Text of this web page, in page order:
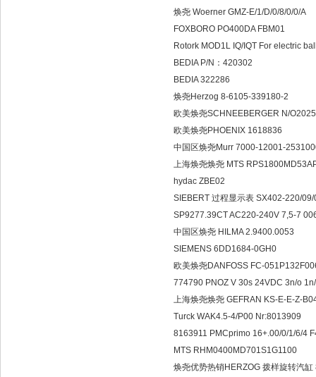
焕尧 Woerner GMZ-E/1/D/
FOXBORO PO400DA
Rotork MOD1L IQ/IQT For
BEDIA P/N：420302
BEDIA 322286
焕尧Herzog 8-6105-
欧美焕尧SCHNEEBERGER
欧美焕尧PHOENIX
中国区焕尧Murr 7000-
上海焕尧焕尧 MTS
hydac ZBE02
SIEBERT 过程显示表
SP9277.39CT AC220-240V
中国区焕尧 HILMA
SIEMENS 6DD1684-
欧美焕尧DANFOSS FC-
774790 PNOZ V 30s 24VDC
上海焕尧焕尧 GEFRAN KS-
Turck WAK4.5-4/P00
8163911 PMCprimo 16+.00/
MTS
焕尧优势热销HERZOG 拨样